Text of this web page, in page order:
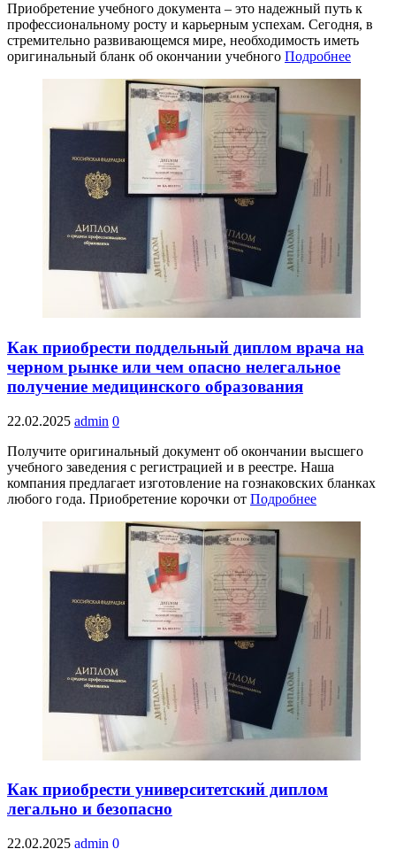
Приобретение учебного документа – это надежный путь к
профессиональному росту и карьерным успехам. Сегодня, в
стремительно развивающемся мире, необходимость иметь
оригинальный бланк об окончании учебного Подробнее
Как приобрести поддельный диплом врача на
черном рынке или чем опасно нелегальное
получение медицинского образования
22.02.2025 admin 0
Получите оригинальный документ об окончании высшего
учебного заведения с регистрацией и в реестре. Наша
компания предлагает изготовление на гознаковских бланках
любого года. Приобретение корочки от Подробнее
Как приобрести университетский диплом
легально и безопасно
22.02.2025 admin 0